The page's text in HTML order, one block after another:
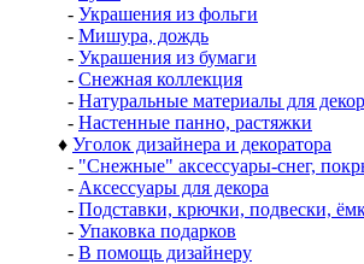
- Украшения из фольги
- Мишура, дождь
- Украшения из бумаги
- Снежная коллекция
- Натуральные материалы для
- Настенные панно, растяжки
♦ Уголок дизайнера и декоратора
- "Снежные" аксессуары-снег,
- Аксессуары для декора
- Подставки, крючки, подвески,
- Упаковка подарков
- В помощь дизайнеру